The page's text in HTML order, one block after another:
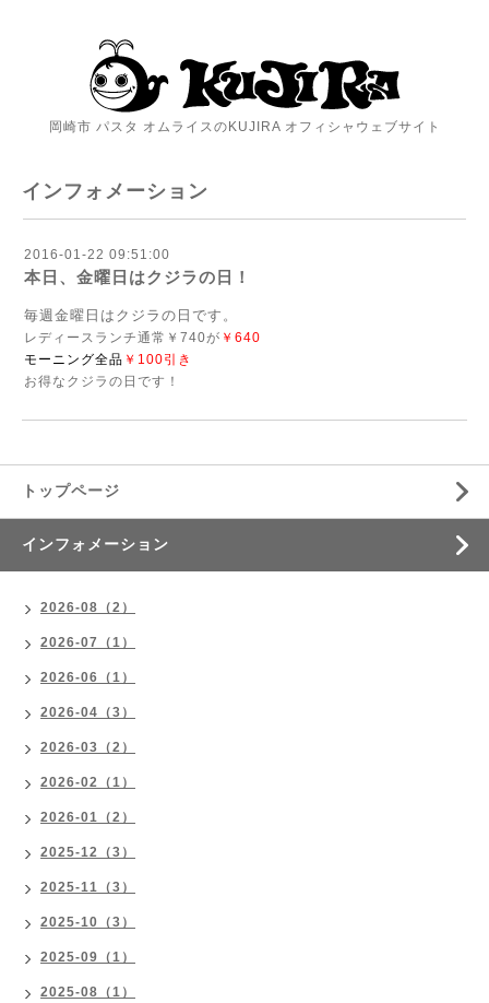
岡崎市 パスタ オムライスのKUJIRA オフィシャウェブサイト
インフォメーション
2016-01-22 09:51:00
本日、金曜日はクジラの日！
毎週金曜日はクジラの日です。
レディースランチ通常￥740が ￥ 640
モーニング全品 ￥100引き
お得なクジラの日です！
トップページ
インフォメーション
2026-08（2）
2026-07（1）
2026-06（1）
2026-04（3）
2026-03（2）
2026-02（1）
2026-01（2）
2025-12（3）
2025-11（3）
2025-10（3）
2025-09（1）
2025-08（1）